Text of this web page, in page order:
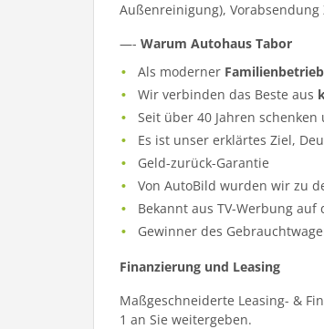
Außenreinigung),
—- Warum Autohaus Tabor
Als moderner Familienbetrieb
Wir verbinden das Beste aus
Seit über 40 Jahren
Es ist unser erklärtes Ziel,
Geld-zurück-Garantie
Von AutoBild wurden wir zu
Bekannt aus TV-Werbung auf
Gewinner des
Finanzierung und Leasing
Maßgeschneiderte Leasing- &
1 an Sie weitergeben.